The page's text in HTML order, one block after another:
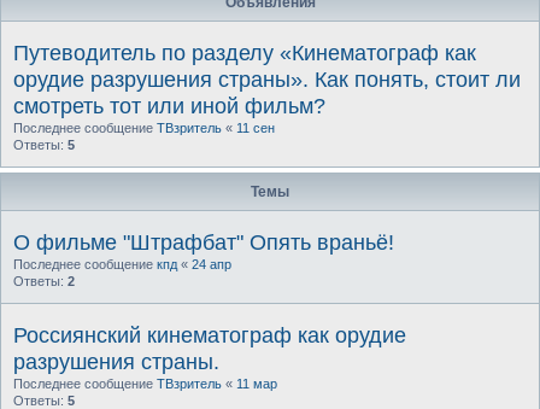
Путеводитель по разделу «Кинематограф как
орудие разрушения страны». Как понять, стоит ли
смотреть тот или иной фильм?
Последнее сообщение ТВзритель « 11 сен
Ответы: 5
Темы
О фильме "Штрафбат" Опять враньё!
Последнее сообщение кпд « 24 апр
Ответы: 2
Россиянский кинематограф как орудие
разрушения страны.
Последнее сообщение ТВзритель « 11 мар
Ответы: 5